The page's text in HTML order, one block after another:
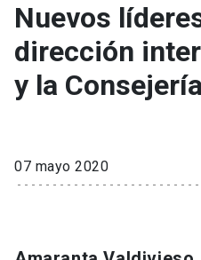
Facultades, escuelas e
institutos
Investigación
Extensión
Nuevos
dirección
y la
07 mayo 2020